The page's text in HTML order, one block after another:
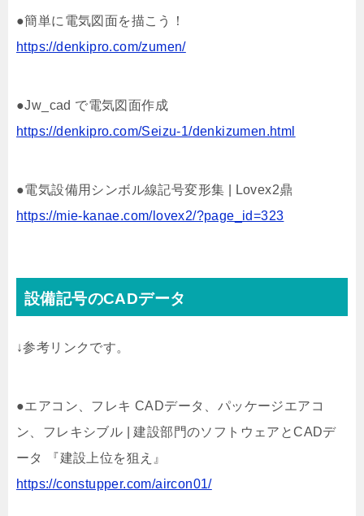
●簡単に電気図面を描こう！
https://denkipro.com/zumen/
●Jw_cad で電気図面作成
https://denkipro.com/Seizu-1/denkizumen.html
●電気設備用シンボル線記号変形集 | Lovex2鼎
https://mie-kanae.com/lovex2/?page_id=323
設備記号のCADデータ
↓参考リンクです。
●エアコン、フレキ CADデータ、パッケージエアコ
ン、フレキシブル | 建設部門のソフトウェアとCADデ
ータ 『建設上位を狙え』
https://constupper.com/aircon01/